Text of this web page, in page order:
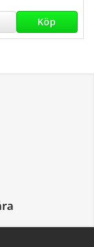
Köp